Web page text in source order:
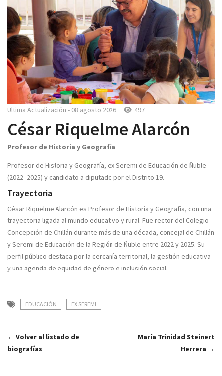
Última Actualización - 08 agosto 2026 497
César Riquelme Alarcón
Profesor de Historia y Geografía
Profesor de Historia y Geografía, ex Seremi de Educación de Ñuble
(2022–2025) y candidato a diputado por el Distrito 19.
Trayectoria
César Riquelme Alarcón es Profesor de Historia y Geografía, con una
trayectoria ligada al mundo educativo y rural. Fue rector del Colegio
Concepción de Chillán durante más de una década, concejal de Chillán
y Seremi de Educación de la Región de Ñuble entre 2022 y 2025. Su
perfil público destaca por la cercanía territorial, la gestión educativa
y una agenda de equidad de género e inclusión social.
EDUCACIÓN EX SEREMI
← Volver al listado de
biografías
María Trinidad Steinert
Herrera →